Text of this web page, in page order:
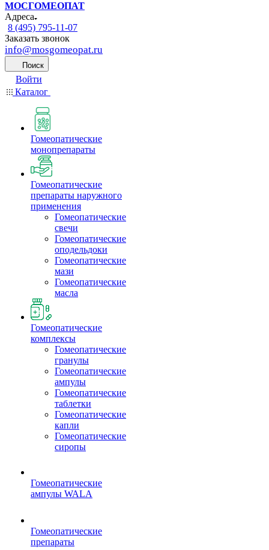
МОСГОМЕОПАТ
Адреса
8 (495) 795-11-07
Заказать звонок
info@mosgomeopat.ru
Поиск
Войти
Каталог
Гомеопатические
монопрепараты
Гомеопатические
препараты наружного
применения
Гомеопатические
свечи
Гомеопатические
оподельдоки
Гомеопатические
мази
Гомеопатические
масла
Гомеопатические
комплексы
Гомеопатические
гранулы
Гомеопатические
ампулы
Гомеопатические
таблетки
Гомеопатические
капли
Гомеопатические
сиропы
Гомеопатические
ампулы WALA
Гомеопатические
препараты